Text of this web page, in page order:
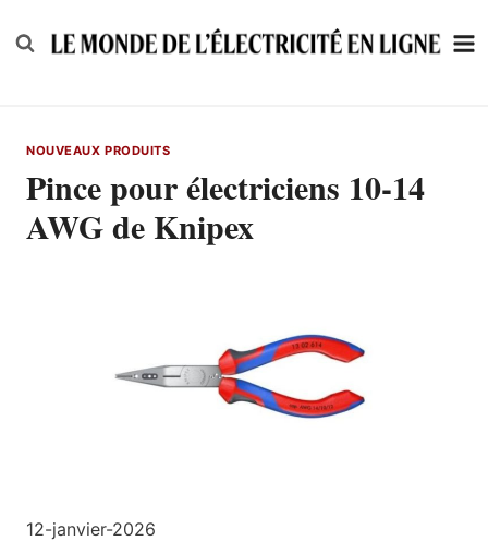
to
NOUVEAUX PRODUITS
Pince pour électriciens 10-14
AWG de Knipex
12-janvier-2026